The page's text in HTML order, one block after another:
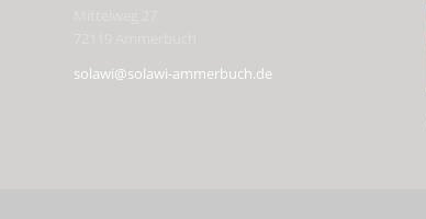
solawi@solawi-ammerbuch.de